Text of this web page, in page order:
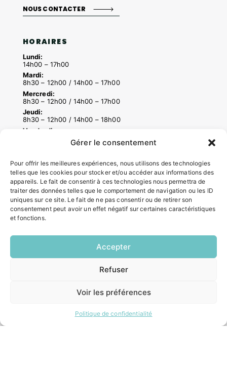
Gérer le consentement
Pour offrir les meilleures expériences, nous utilisons des technologies
telles que les cookies pour stocker et/ou accéder aux informations des
appareils. Le fait de consentir à ces technologies nous permettra de
traiter des données telles que le comportement de navigation ou les ID
uniques sur ce site. Le fait de ne pas consentir ou de retirer son
consentement peut avoir un effet négatif sur certaines caractéristiques
et fonctions.
Accepter
Refuser
Voir les préférences
Politique de confidentialité
NOUS CONTACTER
HORAIRES
Lundi:
14h00 – 17h00
Mardi:
8h30 – 12h00 / 14h00 – 17h00
Mercredi:
8h30 – 12h00 / 14h00 – 17h00
Jeudi:
8h30 – 12h00 / 14h00 – 18h00
Vendredi:
8h30 – 12h00 / 14h00 – 16h30
ACCÉS RAPIDES
Contacter la mairie
Pôle santé
Le Saucatais
Formalités administratives
INFORMATIONS LÉGALES
Mentions légales